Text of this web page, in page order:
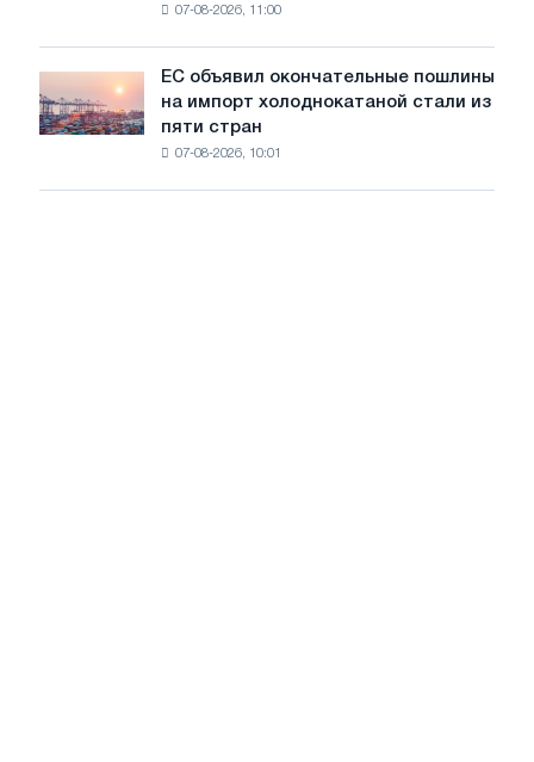
трамвайных
путей
Москвы
Ярославля
07-08-2026, 11:00
объявил
окончательные
ЕС объявил окончательные пошлины
на импорт холоднокатаной стали из
пяти стран
07-08-2026, 10:01